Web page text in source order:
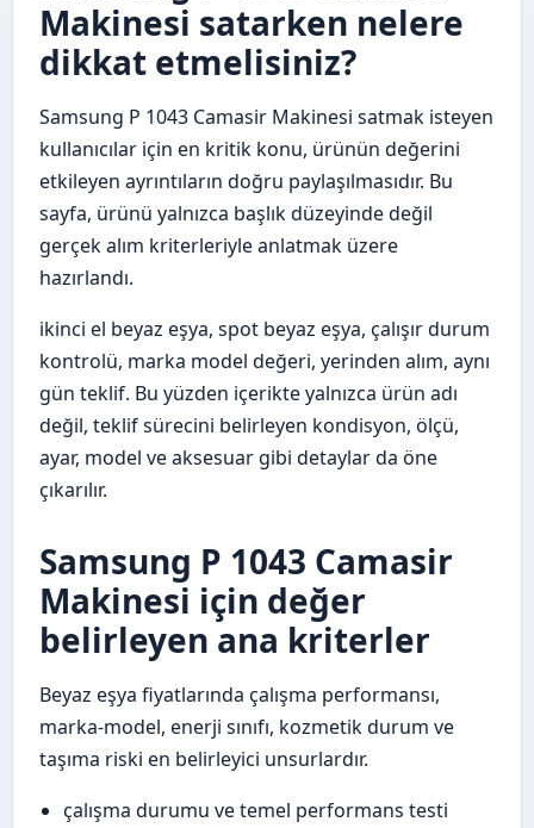
Makinesi satarken nelere
dikkat etmelisiniz?
Samsung P 1043 Camasir Makinesi satmak isteyen
kullanıcılar için en kritik konu, ürünün değerini
etkileyen ayrıntıların doğru paylaşılmasıdır. Bu
sayfa, ürünü yalnızca başlık düzeyinde değil
gerçek alım kriterleriyle anlatmak üzere
hazırlandı.
ikinci el beyaz eşya, spot beyaz eşya, çalışır durum
kontrolü, marka model değeri, yerinden alım, aynı
gün teklif. Bu yüzden içerikte yalnızca ürün adı
değil, teklif sürecini belirleyen kondisyon, ölçü,
ayar, model ve aksesuar gibi detaylar da öne
çıkarılır.
Samsung P 1043 Camasir
Makinesi için değer
belirleyen ana kriterler
Beyaz eşya fiyatlarında çalışma performansı,
marka-model, enerji sınıfı, kozmetik durum ve
taşıma riski en belirleyici unsurlardır.
çalışma durumu ve temel performans testi